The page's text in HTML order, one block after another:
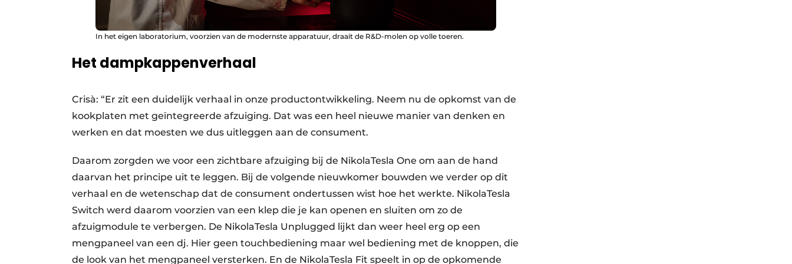
In het eigen laboratorium, voorzien van de modernste apparatuur, draait de R&D-molen op volle toeren.
Het dampkappenverhaal
Crisà: “Er zit een duidelijk verhaal in onze productontwikkeling. Neem nu de opkomst van de
kookplaten met geïntegreerde afzuiging. Dat was een heel nieuwe manier van denken en
werken en dat moesten we dus uitleggen aan de consument.
Daarom zorgden we voor een zichtbare afzuiging bij de NikolaTesla One om aan de hand
daarvan het principe uit te leggen. Bij de volgende nieuwkomer bouwden we verder op dit
verhaal en de wetenschap dat de consument ondertussen wist hoe het werkte. NikolaTesla
Switch werd daarom voorzien van een klep die je kan openen en sluiten om zo de
afzuigmodule te verbergen. De NikolaTesla Unplugged lijkt dan weer heel erg op een
mengpaneel van een dj. Hier geen touchbediening maar wel bediening met de knoppen, die
de look van het mengpaneel versterken. En de NikolaTesla Fit speelt in op de opkomende